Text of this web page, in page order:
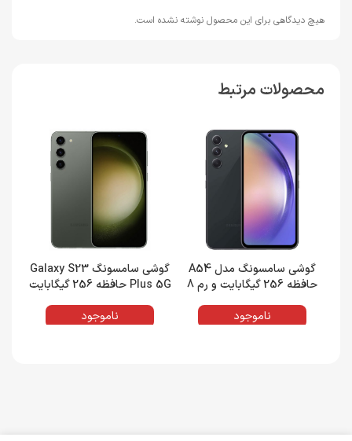
هیچ دیدگاهی برای این محصول نوشته نشده است.
محصولات مرتبط
گوشی سامسونگ مدل A54
حافظه 256 گیگابایت و رم 8
ناموجود
گوشی سامسونگ Galaxy S23
Plus 5G حافظه 256 گیگابایت
ناموجود